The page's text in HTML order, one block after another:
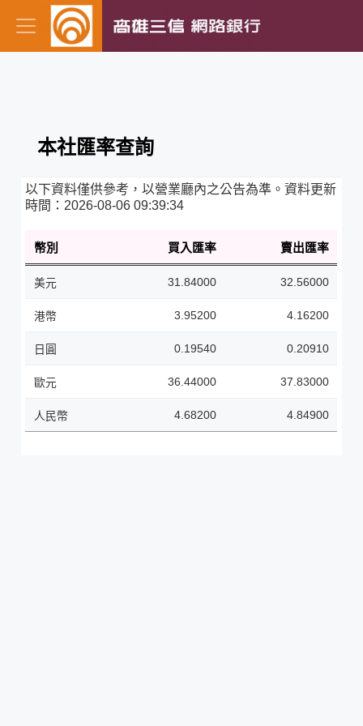
本社匯率查詢
以下資料僅供參考，以營業廳內之公告為準。資料更新
時間： 2026-08-06 09:39:34
幣別 買入匯率 賣出匯率
美元 31.84000 32.56000
港幣 3.95200 4.16200
日圓 0.19540 0.20910
歐元 36.44000 37.83000
人民幣 4.68200 4.84900